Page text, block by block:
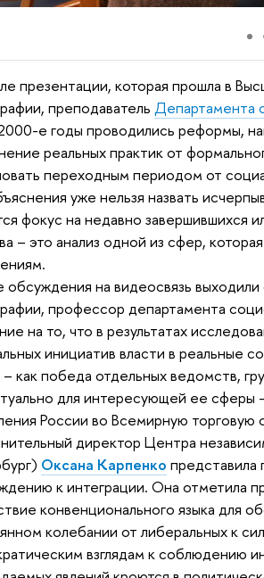
презентации, которая прошла в
преподавательДепартамента
е годы проводились реформы,
реальных практик от
переходным периодом от
уже нельзя назвать
фокус на недавно
– это анализ одной из сфер,
обсуждения на видеосвязь
профессор департамента
на то, что в результатах
инициатив власти в реальные
как победа отдельных ведомств,
для интересующей ее сферы
России во Всемирную торговую
директор Центра
Оксана Карпенко представила
к интеграции. Она отметила
конвенционального языка для
колебании от либеральных к
взглядам к соблюдению